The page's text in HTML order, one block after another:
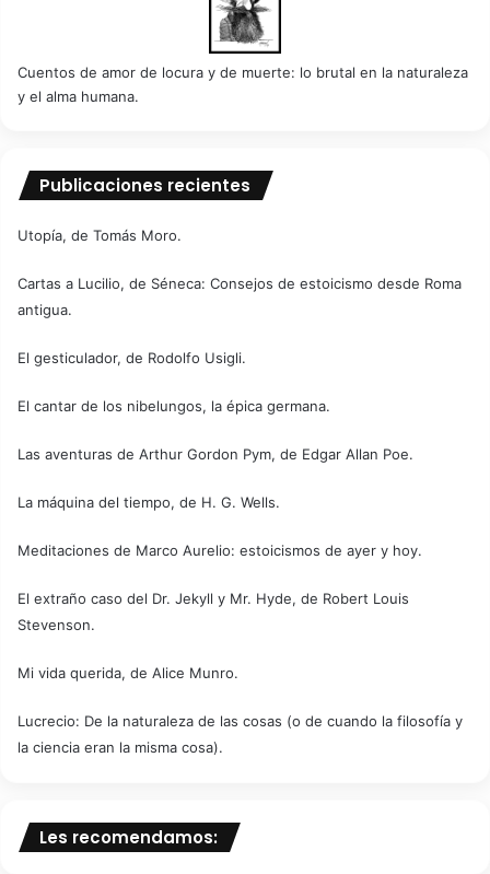
Cuentos de amor de locura y de muerte: lo brutal en la naturaleza
y el alma humana.
Publicaciones recientes
Utopía, de Tomás Moro.
Cartas a Lucilio, de Séneca: Consejos de estoicismo desde Roma
antigua.
El gesticulador, de Rodolfo Usigli.
El cantar de los nibelungos, la épica germana.
Las aventuras de Arthur Gordon Pym, de Edgar Allan Poe.
La máquina del tiempo, de H. G. Wells.
Meditaciones de Marco Aurelio: estoicismos de ayer y hoy.
El extraño caso del Dr. Jekyll y Mr. Hyde, de Robert Louis
Stevenson.
Mi vida querida, de Alice Munro.
Lucrecio: De la naturaleza de las cosas (o de cuando la filosofía y
la ciencia eran la misma cosa).
Les recomendamos: